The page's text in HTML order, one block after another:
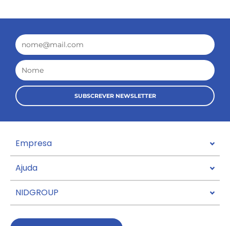
Email
Nome
SUBSCREVER NEWSLETTER
Empresa
Ajuda
NIDGROUP